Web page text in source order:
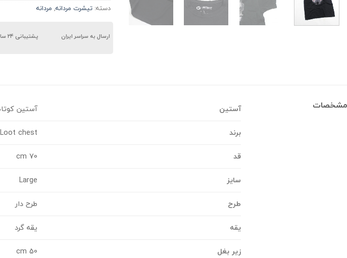
دسته: تیشرت مردانه, مردانه
ارسال به سراسر ایران پشتیبانی ۲۴ ساعته
مشخصات آستین
آستین
برند
Loot chest
قد
70 cm
سایز
Large
طرح
طرح دار
یقه
یقه گرد
زیر بغل
50 cm